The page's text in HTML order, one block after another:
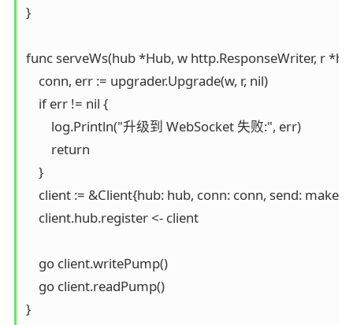
}
func serveWs(hub *Hub, w http.ResponseWriter, r
    conn, err := upgrader.Upgrade(w, r, nil)
    if err != nil {
        log.Println("升级到 WebSocket 失败:", err)
        return
    }
client := &Client{hub: hub, conn: conn, send:
    client.hub.register <- client
    go client.writePump()
    go client.readPump()
}